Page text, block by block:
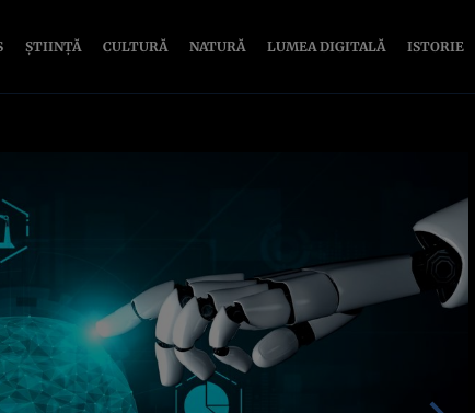
ȘTIINȚĂ CULTURĂ NATURĂ LUMEA DIGITALĂ ISTORIE